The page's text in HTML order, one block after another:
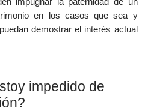
en los casos que sea y
demostrar el interés actual
impedido de